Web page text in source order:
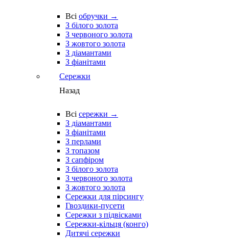
Всі обручки →
З білого золота
З червоного золота
З жовтого золота
З діамантами
З фіанітами
Сережки
Назад
Всі сережки →
З діамантами
З фіанітами
З перлами
З топазом
З сапфіром
З білого золота
З червоного золота
З жовтого золота
Сережки для пірсингу
Гвоздики-пусети
Сережки з підвісками
Сережки-кільця (конго)
Дитячі сережки